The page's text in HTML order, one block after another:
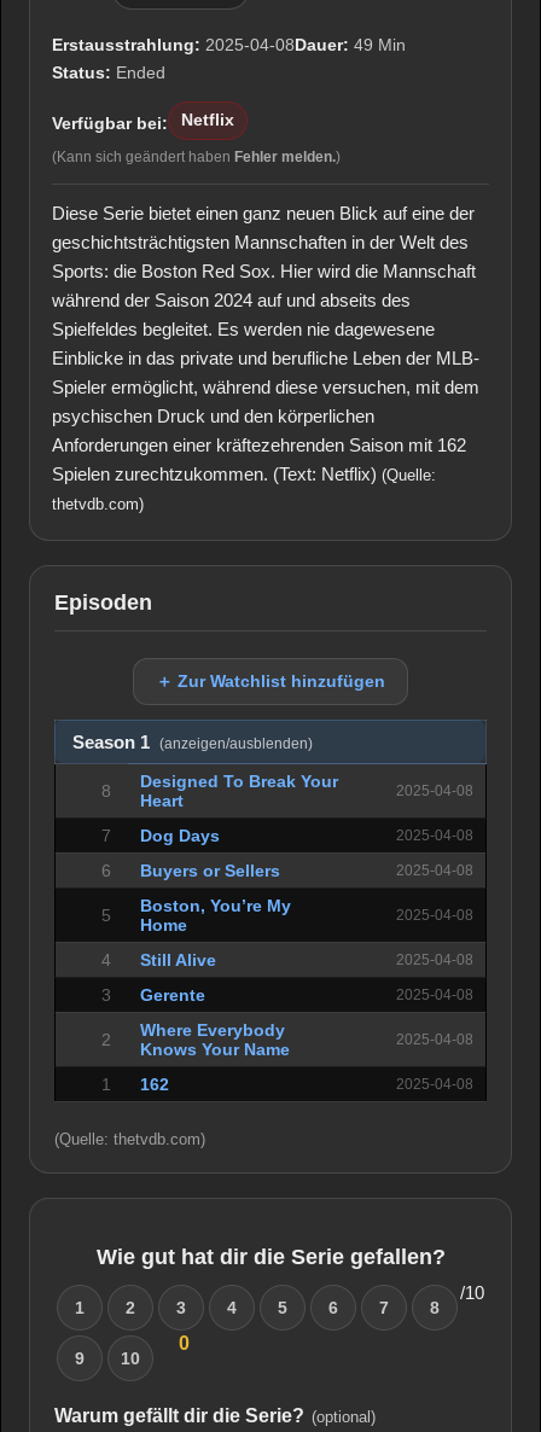
Erstausstrahlung: 2025-04-08Dauer: 49 Min
Status: Ended
Verfügbar bei: Netflix
(Kann sich geändert haben Fehler melden.)
Diese Serie bietet einen ganz neuen Blick auf eine der
geschichtsträchtigsten Mannschaften in der Welt des
Sports: die Boston Red Sox. Hier wird die Mannschaft
während der Saison 2024 auf und abseits des
Spielfeldes begleitet. Es werden nie dagewesene
Einblicke in das private und berufliche Leben der MLB-
Spieler ermöglicht, während diese versuchen, mit dem
psychischen Druck und den körperlichen
Anforderungen einer kräftezehrenden Saison mit 162
Spielen zurechtzukommen. (Text: Netflix) (Quelle:
thetvdb.com)
Episoden
＋ Zur Watchlist hinzufügen
Season 1 (anzeigen/ausblenden)
8
Designed To Break Your
Heart
2025-04-08
7 Dog Days 2025-04-08
6 Buyers or Sellers 2025-04-08
5
Boston, You’re My
Home
2025-04-08
4 Still Alive 2025-04-08
3 Gerente 2025-04-08
2
Where Everybody
Knows Your Name
2025-04-08
1 162 2025-04-08
(Quelle: thetvdb.com)
Wie gut hat dir die Serie gefallen?
1 2 3 4 5 6 7 8
9 10
0
/10
Warum gefällt dir die Serie? (optional)